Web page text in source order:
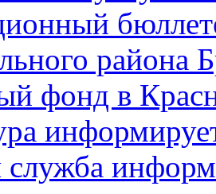
района
фонд в
служба